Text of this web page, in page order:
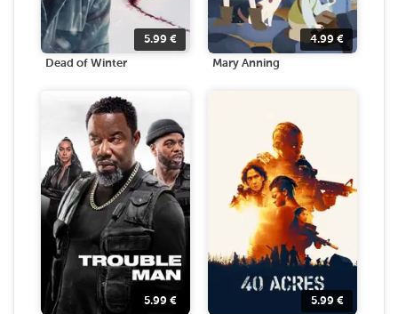
5.99 €
Dead of Winter
4.99 €
Mary Anning
5.99 € 5.99 €